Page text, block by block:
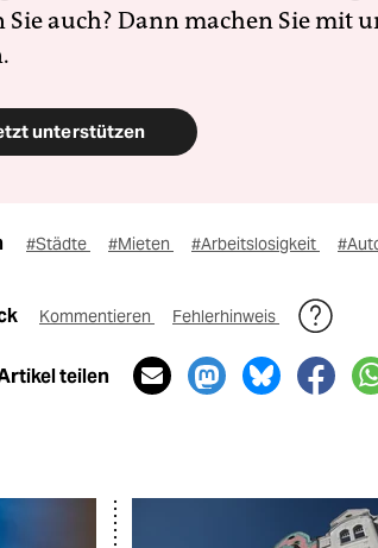
Sie auch? Dann machen Sie mit
unterstützen
#Städte #Mieten #Arbeitslosigkeit
Kommentieren Fehlerhinweis
teilen